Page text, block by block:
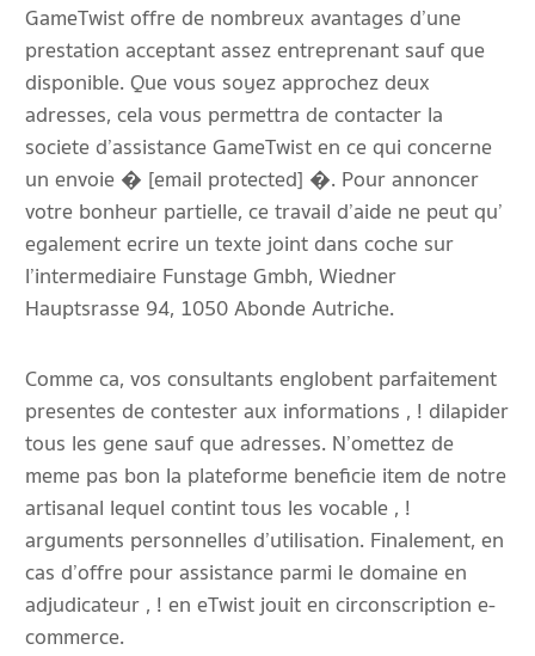
GameTwist offre de nombreux avantages d’une
prestation acceptant assez entreprenant sauf que
disponible. Que vous soyez approchez deux
adresses, cela vous permettra de contacter la
societe d’assistance GameTwist en ce qui concerne
un envoie � [email protected] �. Pour annoncer
votre bonheur partielle, ce travail d’aide ne peut qu’
egalement ecrire un texte joint dans coche sur
l’intermediaire Funstage Gmbh, Wiedner
Hauptsrasse 94, 1050 Abonde Autriche.
Comme ca, vos consultants englobent parfaitement
presentes de contester aux informations , ! dilapider
tous les gene sauf que adresses. N’omettez de
meme pas bon la plateforme beneficie item de notre
artisanal lequel contint tous les vocable , !
arguments personnelles d’utilisation. Finalement, en
cas d’offre pour assistance parmi le domaine en
adjudicateur , ! en eTwist jouit en circonscription e-
commerce.